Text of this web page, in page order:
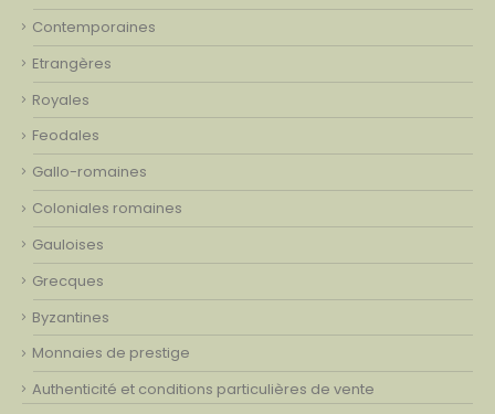
Contemporaines
Etrangères
Royales
Feodales
Gallo-romaines
Coloniales romaines
Gauloises
Grecques
Byzantines
Monnaies de prestige
Authenticité et conditions particulières de vente